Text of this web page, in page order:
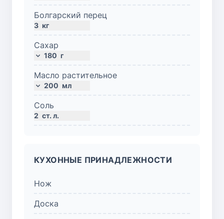
Болгарский перец
3 кг
Сахар
180 г
Масло растительное
200 мл
Соль
2 ст. л.
КУХОННЫЕ ПРИНАДЛЕЖНОСТИ
Нож
Доска